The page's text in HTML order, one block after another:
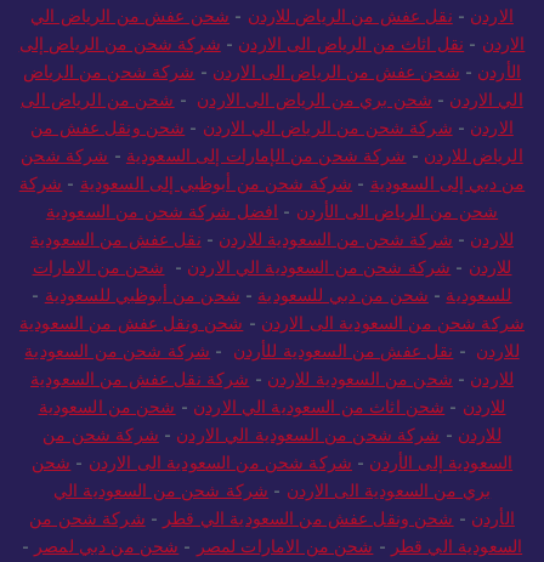
الاردن - نقل عفش من الرياض للاردن - شحن عفش من الرياض الي
الاردن - نقل اثاث من الرياض الى الاردن - شركة شحن من الرياض إلى
الأردن - شحن عفش من الرياض الى الاردن - شركة شحن من الرياض
الي الاردن - شحن بري من الرياض الى الاردن - شحن من الرياض الى
الاردن - شركة شحن من الرياض الي الاردن - شحن ونقل عفش من
الرياض للاردن - شركة شحن من الإمارات إلى السعودية - شركة شحن
من دبي إلى السعودية - شركة شحن من أبوظبي إلى السعودية - شركة
شحن من الرياض الى الأردن - افضل شركة شحن من السعودية
للاردن - شركة شحن من السعودية للاردن - نقل عفش من السعودية
للاردن - شركة شحن من السعودية الي الاردن - شحن من الامارات
للسعودية - شحن من دبي للسعودية - شحن من أبوظبي للسعودية -
شركة شحن من السعودية الى الاردن - شحن ونقل عفش من السعودية
للاردن - نقل عفش من السعودية للأردن - شركة شحن من السعودية
للاردن - شحن من السعودية للاردن - شركة نقل عفش من السعودية
للاردن - شحن اثاث من السعودية الي الاردن - شحن من السعودية
للاردن - شركة شحن من السعودية الي الاردن - شركة شحن من
السعودية إلى الأردن - شركة شحن من السعودية الى الاردن - شحن
بري من السعودية الى الاردن - شركة شحن من السعودية الي
الأردن - شحن ونقل عفش من السعودية الي قطر - شركة شحن من
السعودية الي قطر - شحن من الامارات لمصر - شحن من دبي لمصر -